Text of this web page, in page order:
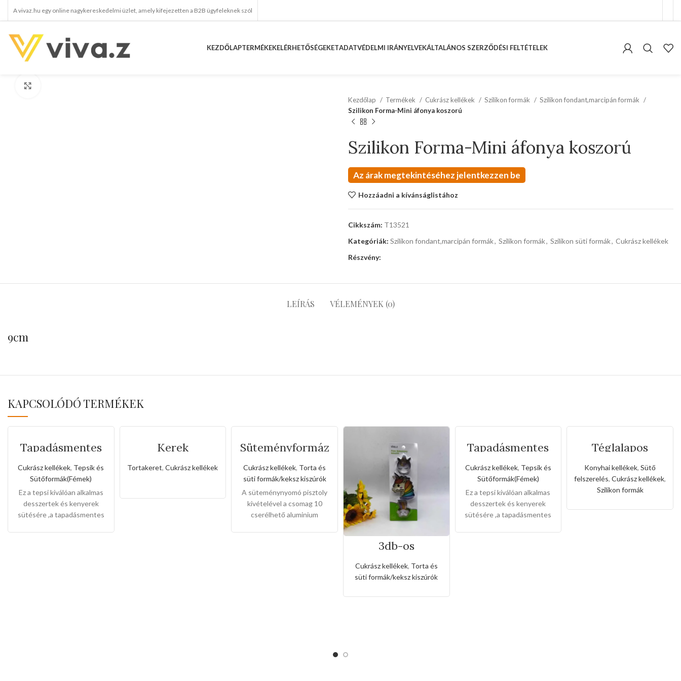
A vivaz.hu egy online nagykereskedelmi üzlet, amely kifejezetten a B2B ügyfeleknek szól
KEZDŐLAPTERMÉKEKELÉRHETŐSÉGEKETADATVÉDELMI IRÁNYELVEKÁLTALÁNOS SZERZŐDÉSI FELTÉTELEK
Kezdőlap
Termékek Cukrász kellékek Szilikon formák
Szilikon fondant,marcipán formák
Szilikon Forma-Mini áfonya koszorú
Szilikon Forma-Mini áfonya koszorú
Az árak megtekintéséhez jelentkezzen be
Hozzáadni a kívánságlistához
Cikkszám: T13521
Kategóriák: Szilikon fondant,marcipán formák, Szilikon formák, Szilikon süti formák, Cukrász kellékek
Részvény:
LEÍRÁS VÉLEMÉNYEK (0)
9cm
KAPCSOLÓDÓ TERMÉKEK
Tapadásmentes
forma(Kis méret)
Cukrász kellékek, Tepsik és
Sütőformák(Fémek)
Ez a tepsi kiválóan alkalmas
desszertek és kenyerek
sütésére ,a tapadásmentes
Kerek
állítható
sütőkeret-20cm
Tortakeret,Cukrász kellékek
Süteményformáz
ó készlet
Cukrász kellékek, Torta és
süti formák/keksz kiszúrók
A süteménynyomó pisztoly
kivételével a csomag 10
cserélhető aluminium
3db-os
kiszúró készlet
unikornis és
szivárvány alakkal
Cukrász kellékek, Torta és
süti formák/keksz kiszúrók
Tapadásmentes
forma(Közepes
méret)
Cukrász kellékek, Tepsik és
Sütőformák(Fémek)
Ez a tepsi kiválóan alkalmas
desszertek és kenyerek
sütésére ,a tapadásmentes
Téglalapos
szilikon forma
forró levegős
sütőhöz
Konyhai kellékek,Sütő
felszerelés,Cukrász kellékek,
Szilikon formák